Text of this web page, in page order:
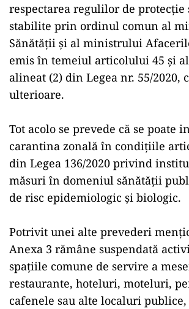
respectarea regulilor de protecţie
stabilite prin ordinul comun al
Sănătăţii şi al ministrului
emis în temeiul articolului 45 şi
alineat (2) din Legea nr. 55/2020,
ulterioare.
Tot acolo se prevede că se poate
carantina zonală în condiţiile
din Legea 136/2020 privind
măsuri în domeniul sănătăţii
de risc epidemiologic şi biologic.
Potrivit unei alte prevederi
Anexa 3 rămâne suspendată
spaţiile comune de servire a
restaurante, hoteluri, moteluri,
cafenele sau alte localuri